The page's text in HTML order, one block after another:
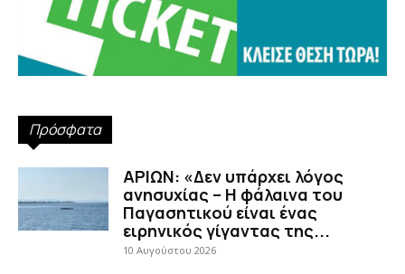
Πρόσφατα
ΑΡΙΩΝ: «Δεν υπάρχει λόγος
ανησυχίας – Η φάλαινα του
Παγασητικού είναι ένας
ειρηνικός γίγαντας της...
10 Αυγούστου 2026